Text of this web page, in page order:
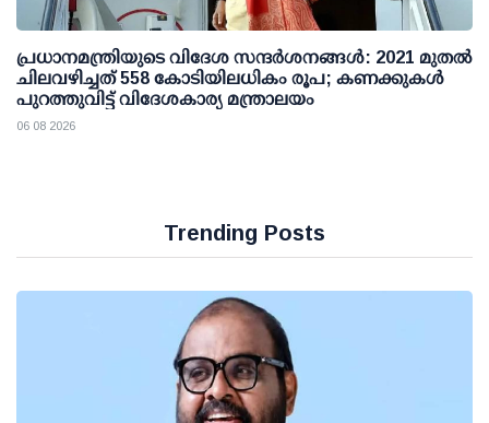
പ്രധാനമന്ത്രിയുടെ വിദേശ സന്ദർശനങ്ങൾ: 2021 മുതൽ
ചിലവഴിച്ചത് 558 കോടിയിലധികം രൂപ; കണക്കുകൾ
പുറത്തുവിട്ട് വിദേശകാര്യ മന്ത്രാലയം
06 08 2026
Trending Posts